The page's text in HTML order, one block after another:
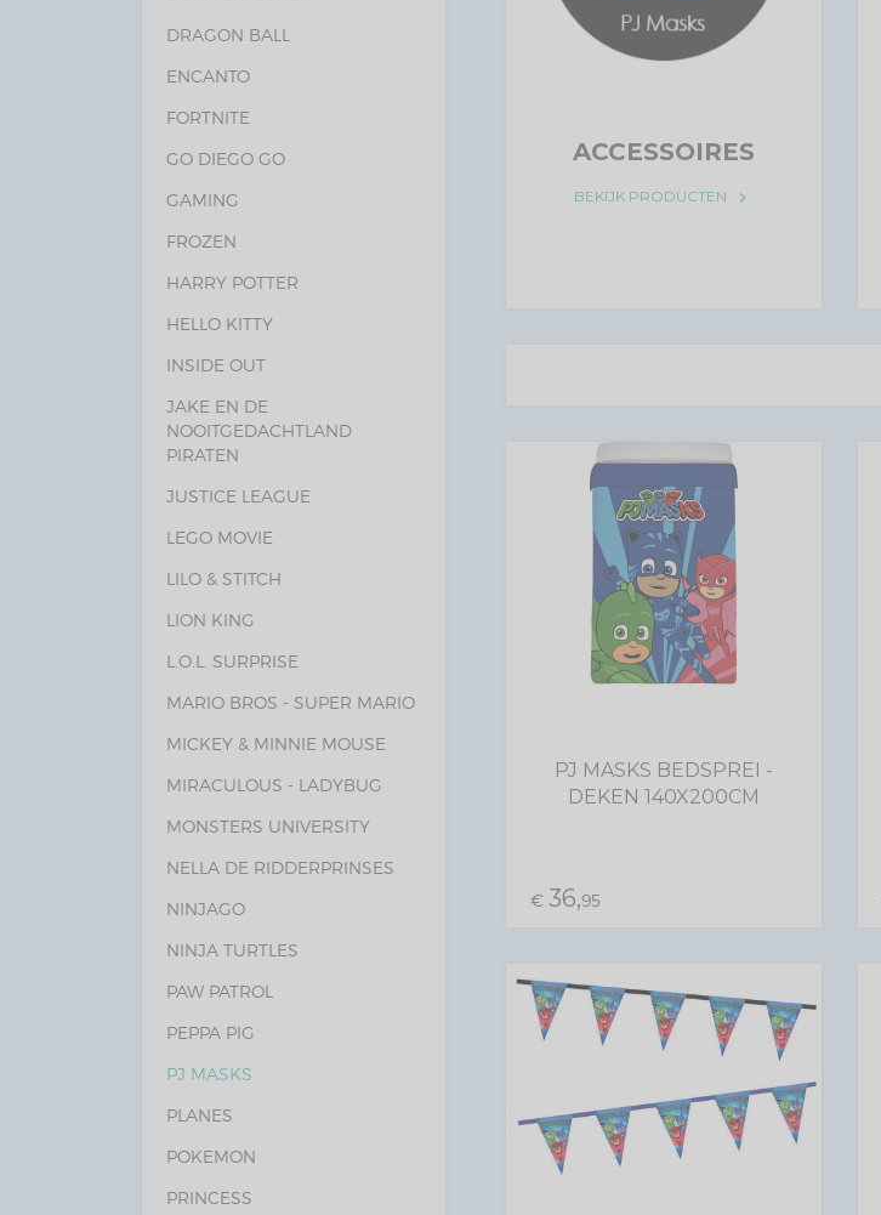
DRAGON BALL
ENCANTO
FORTNITE
GO DIEGO GO
GAMING
FROZEN
HARRY POTTER
HELLO KITTY
INSIDE OUT
JAKE EN DE
NOOITGEDACHTLAND
PIRATEN
JUSTICE LEAGUE
LEGO MOVIE
LILO & STITCH
LION KING
L.O.L. SURPRISE
MARIO BROS - SUPER MARIO
MICKEY & MINNIE MOUSE
MIRACULOUS - LADYBUG
MONSTERS UNIVERSITY
NELLA DE RIDDERPRINSES
NINJAGO
NINJA TURTLES
PAW PATROL
PEPPA PIG
PJ MASKS
PLANES
POKEMON
PRINCESS
ACCESSOIRES
BEKIJK PRODUCTEN keyboard_arrow_right
PJ MASKS BEDSPREI -
DEKEN 140X200CM
€ 36,95